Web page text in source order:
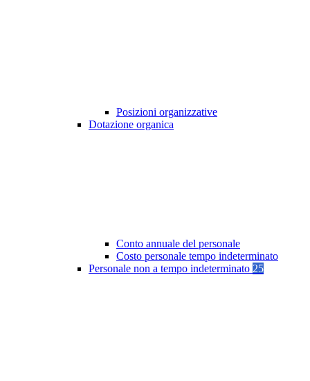
Posizioni organizzative
Dotazione organica
Conto annuale del personale
Costo personale tempo indeterminato
Personale non a tempo indeterminato 25